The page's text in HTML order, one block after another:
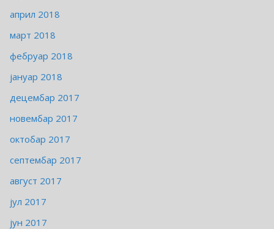
април 2018
март 2018
фебруар 2018
јануар 2018
децембар 2017
новембар 2017
октобар 2017
септембар 2017
август 2017
јул 2017
јун 2017